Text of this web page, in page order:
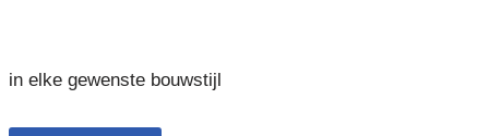
in elke gewenste bouwstijl